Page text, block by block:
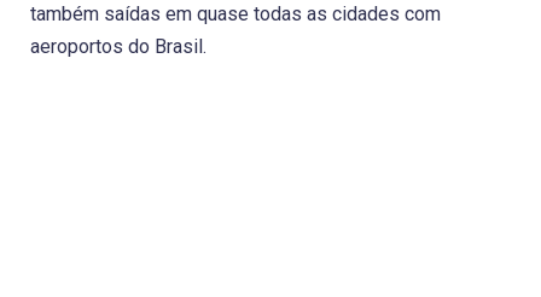
também saídas em quase todas as cidades com
aeroportos do Brasil.